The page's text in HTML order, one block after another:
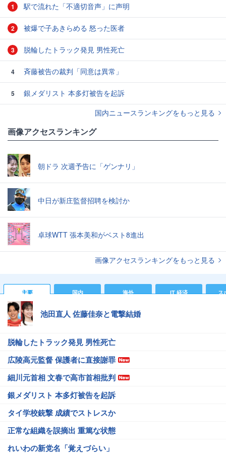
1 駅で流れた「不適切音声」に声明
2 被爆で子あきらめる 怒った医者
3 脱輪したトラック発見 男性死亡
4 斉藤被告の裁判「同意は異常」
5
銀メダリスト 本多灯被告を起訴
国内ニュースランキングをもっと見る
画像アクセスランキング
朝ドラ 次週予告に「ゲンナリ」
中日が新庄監督招聘を検討か
卓球WTT 張本美和がベスト8進出
画像アクセスランキングをもっと見る
主要 国内 海外 IT 経済 ス
池田直人 佐藤佳奈と電撃結婚
脱輪したトラック発見 男性死亡
広陵高元監督 保護者に直接謝罪
細川元首相 文春で高市首相批判
銀メダリスト 本多灯被告を起訴
タイ学校銃撃 成績でストレスか
正常な組織を誤摘出 重篤な状態
れいわの新党名「覚えづらい」